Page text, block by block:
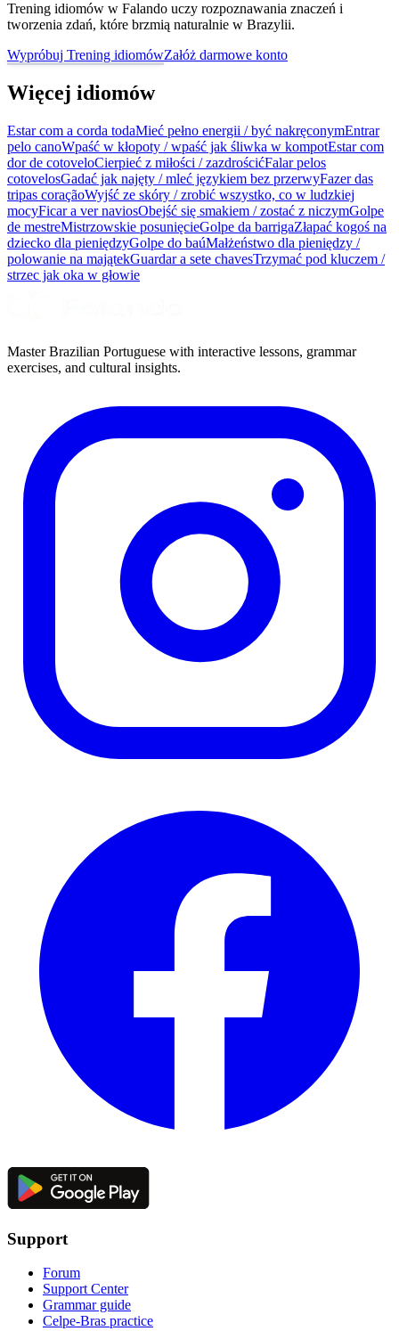
Trening idiomów w Falando uczy rozpoznawania znaczeń i
tworzenia zdań, które brzmią naturalnie w Brazylii.
Wypróbuj Trening idiomówZałóż darmowe konto
Więcej idiomów
Estar com a corda todaMieć pełno energii / być nakręconymEntrar
pelo canoWpaść w kłopoty / wpaść jak śliwka w kompotEstar com
dor de cotoveloCierpieć z miłości / zazdrościćFalar pelos
cotovelosGadać jak najęty / mleć językiem bez przerwyFazer das
tripas coraçãoWyjść ze skóry / zrobić wszystko, co w ludzkiej
mocyFicar a ver naviosObejść się smakiem / zostać z niczymGolpe
de mestreMistrzowskie posunięcieGolpe da barrigaZłapać kogoś na
dziecko dla pieniędzyGolpe do baúMałżeństwo dla pieniędzy /
polowanie na majątekGuardar a sete chavesTrzymać pod kluczem /
strzec jak oka w głowie
Master Brazilian Portuguese with interactive lessons, grammar
exercises, and cultural insights.
Support
Forum
Support Center
Grammar guide
Celpe-Bras practice